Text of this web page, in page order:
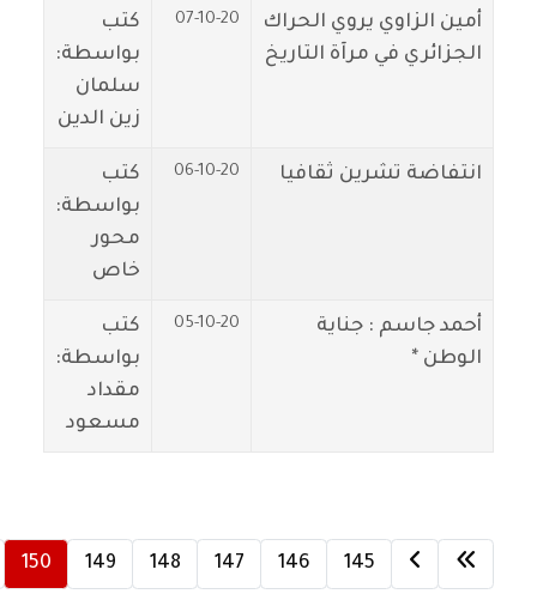
أمين الزاوي يروي الحراك
الجزائري في مرآة التاريخ
07-10-20
كتب
بواسطة:
سلمان
زين الدين
انتفاضة تشرين ثقافيا 06-10-20
كتب
بواسطة:
محور
خاص
أحمد جاسم : جناية
الوطن *
05-10-20
كتب
بواسطة:
مقداد
مسعود
145
146
147
148
149
150